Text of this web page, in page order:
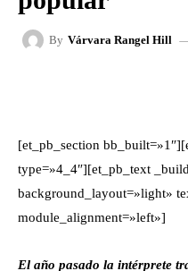
By Várvara Rangel Hill
[et_pb_section
type=»4_4″][et_pb_text
background_layout=»light»
module_alignment=»left»]
El año pasado la intérprete